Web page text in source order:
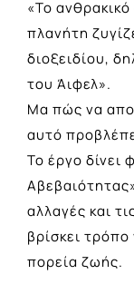
«Το
πλανήτη
διοξειδίου,
του Άιφελ».
Μα πώς να
αυτό
Το έργο δίνει
αλλαγές και
βρίσκει
πορεία ζωής.